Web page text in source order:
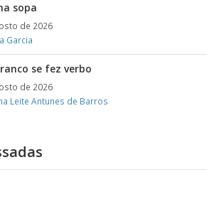
sopa
de 2026
Garcia
se fez verbo
de 2026
Leite Antunes de Barros